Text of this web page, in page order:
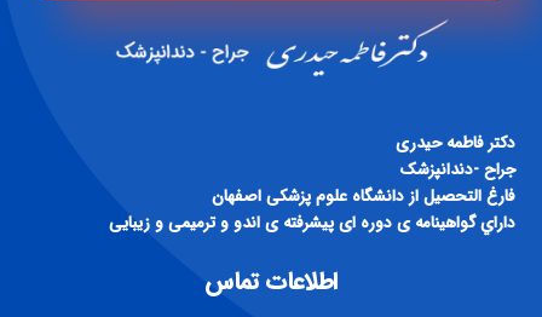
دكتر فاطمه حيدری
جراح -دندانپزشک
فارغ التحصيل از دانشگاه علوم پزشكی اصفهان
داراي گواهينامه ی دوره ای پيشرفته ی اندو و ترميمی و زيبايی
اطلاعات تماس